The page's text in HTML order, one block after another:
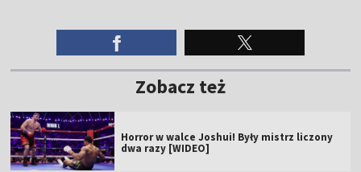
Zobacz też
Horror w walce Joshui! Były mistrz liczony
dwa razy [WIDEO]